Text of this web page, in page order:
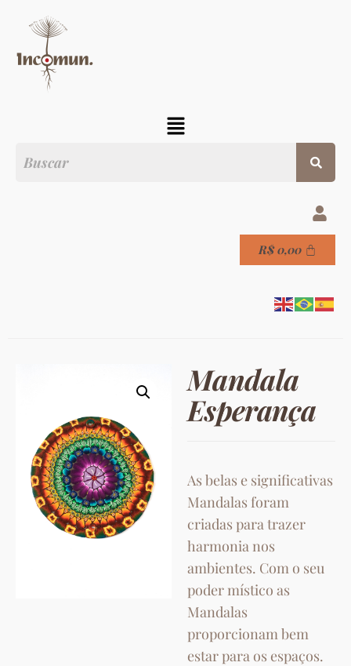
R$0,00
Mandala
Esperança
As belas e significativas
Mandalas foram
criadas para trazer
harmonia nos
ambientes. Com o seu
poder místico as
Mandalas
proporcionam bem
estar para os espaços.